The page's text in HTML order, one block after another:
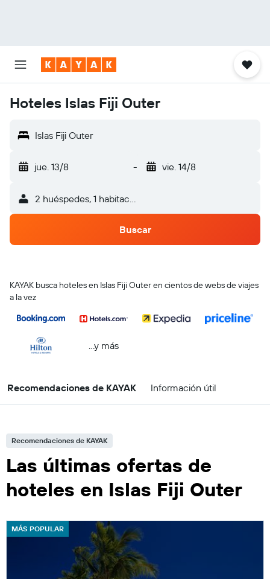
Hoteles Islas Fiji Outer
Islas Fiji Outer
jue. 13/8 - vie. 14/8
2 huéspedes, 1 habitación
Buscar
KAYAK busca hoteles en Islas Fiji Outer en cientos de webs de viajes
a la vez
...y más
Recomendaciones de KAYAK Información útil
Recomendaciones de KAYAK
Las últimas ofertas de
hoteles en Islas Fiji Outer
MÁS POPULAR